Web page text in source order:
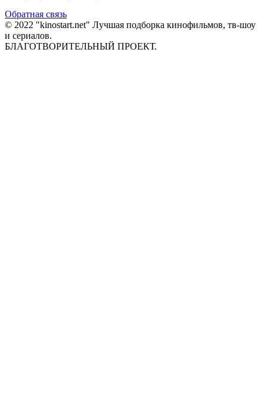
Обратная связь
© 2022 "kinostart.net" Лучшая подборка кинофильмов, тв-шоу
и сериалов.
БЛАГОТВОРИТЕЛЬНЫЙ ПРОЕКТ.